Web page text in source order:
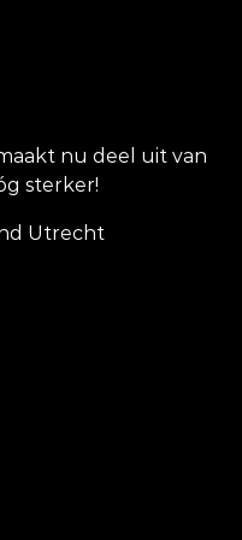
nu deel uit van
sterker!
Utrecht